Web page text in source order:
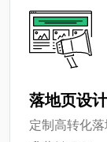
落地页设
定制高转化